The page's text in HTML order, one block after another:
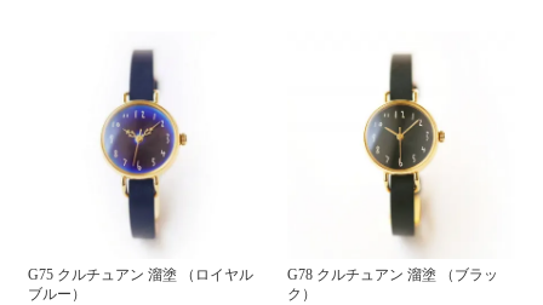
G75 クルチュアン 溜塗 （ロイヤル
ブルー）
G78 クルチュアン 溜塗 （ブラッ
ク）